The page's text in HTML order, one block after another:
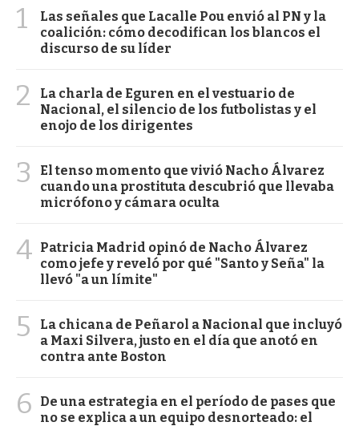
1
Las señales que Lacalle Pou envió al PN y la
coalición: cómo decodifican los blancos el
discurso de su líder
2
La charla de Eguren en el vestuario de
Nacional, el silencio de los futbolistas y el
enojo de los dirigentes
3
El tenso momento que vivió Nacho Álvarez
cuando una prostituta descubrió que llevaba
micrófono y cámara oculta
4 Patricia Madrid opinó de Nacho Álvarez
como jefe y reveló por qué "Santo y Seña" la
llevó "a un límite"
5
La chicana de Peñarol a Nacional que incluyó
a Maxi Silvera, justo en el día que anotó en
contra ante Boston
6
De una estrategia en el período de pases que
no se explica a un equipo desnorteado: el